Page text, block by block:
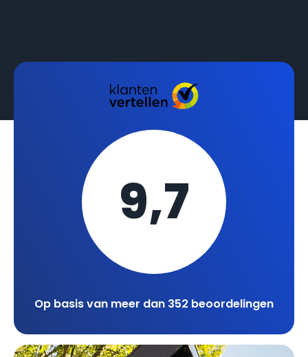
9,7
Op basis van meer dan 352 beoordelingen